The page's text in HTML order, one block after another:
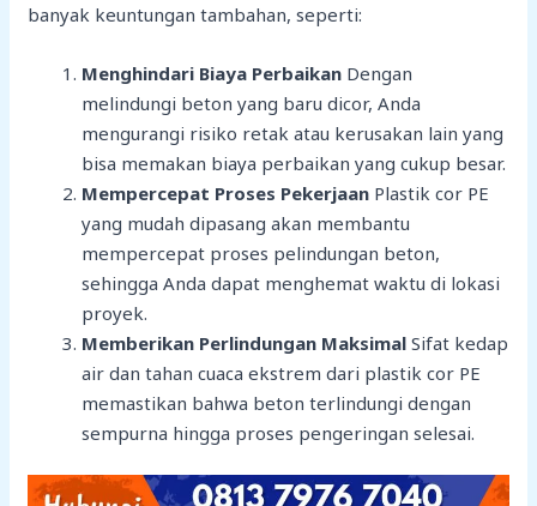
banyak keuntungan tambahan, seperti:
Menghindari Biaya Perbaikan Dengan
melindungi beton yang baru dicor, Anda
mengurangi risiko retak atau kerusakan lain yang
bisa memakan biaya perbaikan yang cukup besar.
Mempercepat Proses Pekerjaan Plastik cor PE
yang mudah dipasang akan membantu
mempercepat proses pelindungan beton,
sehingga Anda dapat menghemat waktu di lokasi
proyek.
Memberikan Perlindungan Maksimal Sifat kedap
air dan tahan cuaca ekstrem dari plastik cor PE
memastikan bahwa beton terlindungi dengan
sempurna hingga proses pengeringan selesai.